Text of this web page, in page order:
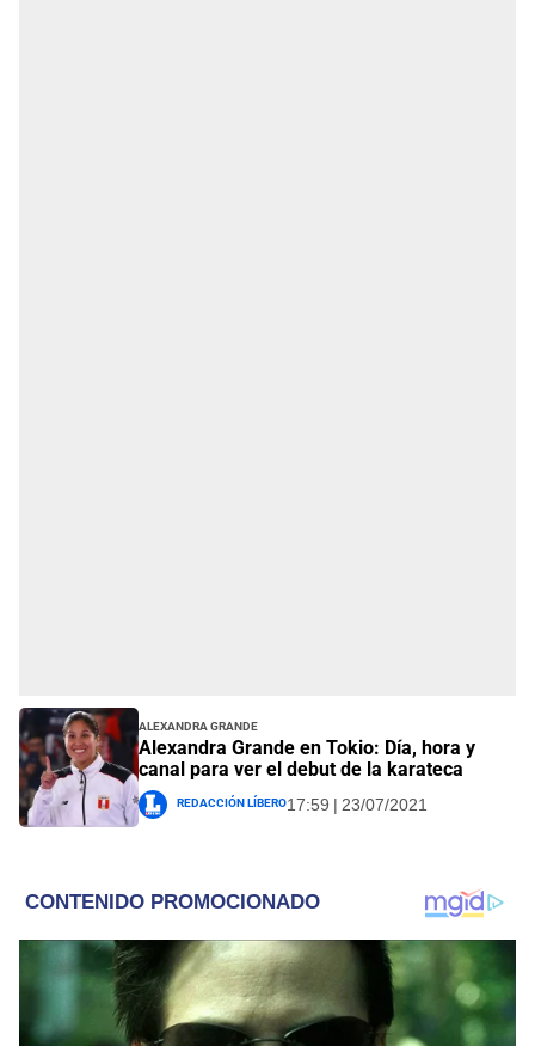
Alexandra Grande
Alexandra Grande en Tokio: Día, hora y
canal para ver el debut de la karateca
Redacción Líbero17:59 | 23/07/2021